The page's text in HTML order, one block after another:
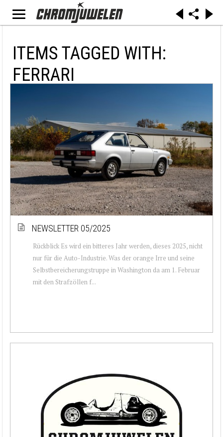
ITEMS TAGGED WITH:
FERRARI
NEWSLETTER 05/2025
Rückblick Es wird ein bitteres Jahr werden, dieses 2025, nicht
nur für die Auto-Industrie. Was der orange Irre und seine
Selbstbereicherungstruppe in Washington da am 1. Februar
mit den Strafzöllen f...